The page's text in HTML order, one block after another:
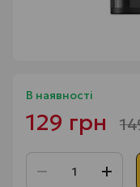
В наявності
129 грн